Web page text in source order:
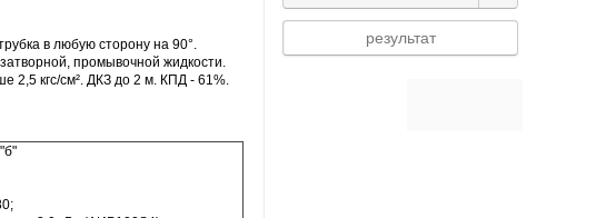
в любую сторону на 90°.
промывочной жидкости.
2,5 кгс/см². ДКЗ до 2 м. КПД - 61%.